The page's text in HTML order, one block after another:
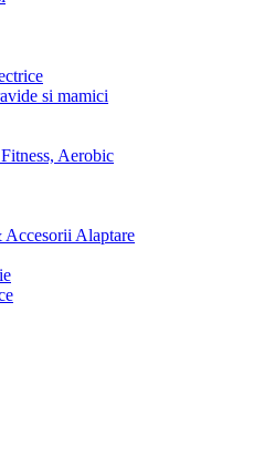
si mamici
Aerobic
Accesorii Alaptare